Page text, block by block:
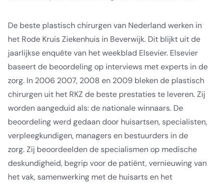
De beste plastisch chirurgen van Nederland werken in
het Rode Kruis Ziekenhuis in Beverwijk. Dit blijkt uit de
jaarlijkse enquête van het weekblad Elsevier. Elsevier
baseert de beoordeling op interviews met experts in de
zorg. In 2006 2007, 2008 en 2009 bleken de plastisch
chirurgen uit het RKZ de beste prestaties te leveren. Zij
worden aangeduid als: de nationale winnaars. De
beoordeling werd gedaan door huisartsen, specialisten,
verpleegkundigen, managers en bestuurders in de
zorg. Zij beoordeelden de specialismen op medische
deskundigheid, begrip voor de patiënt, vernieuwing van
het vak, samenwerking met de huisarts en het